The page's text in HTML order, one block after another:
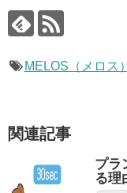
MELOS（メロス）
関連記事
プラ
る理